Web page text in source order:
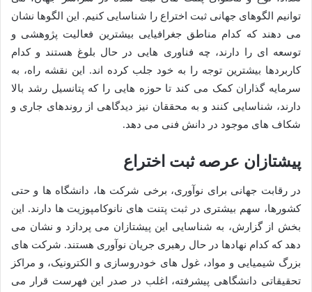
توانیم الگوهای جهانی ثبت اختراع را شناسایی کنیم. این الگوها نشان
می دهند که کدام مناطق جغرافیایی بیشترین فعالیت پژوهشی و
توسعه ای را دارند، چه فناوری هایی در حال بلوغ هستند و کدام
کاربردها بیشترین توجه را به خود جلب کرده اند. این نقشه راه، به
سرمایه گذاران کمک می کند تا حوزه هایی را که پتانسیل رشد بالا
دارند، شناسایی کنند و به محققان نیز دیدگاهی از روندهای جاری و
شکاف های موجود در دانش فنی می دهد.
پیشتازان عرصه ثبت اختراع
در رقابت جهانی برای نوآوری، برخی شرکت ها، دانشگاه ها و حتی
کشورها، سهم بیشتری در ثبت پتنت های نانوکامپوزیت ها دارند. این
بخش از گزارش، به شناسایی این پیشتازان می پردازد و نشان می
دهد که کدام نهادها در حال رهبری جریان نوآوری هستند. شرکت های
بزرگ شیمیایی و مواد، غول های خودروسازی و الکترونیک، و مراکز
تحقیقاتی دانشگاهی پیشرفته، اغلب در صدر این فهرست قرار می